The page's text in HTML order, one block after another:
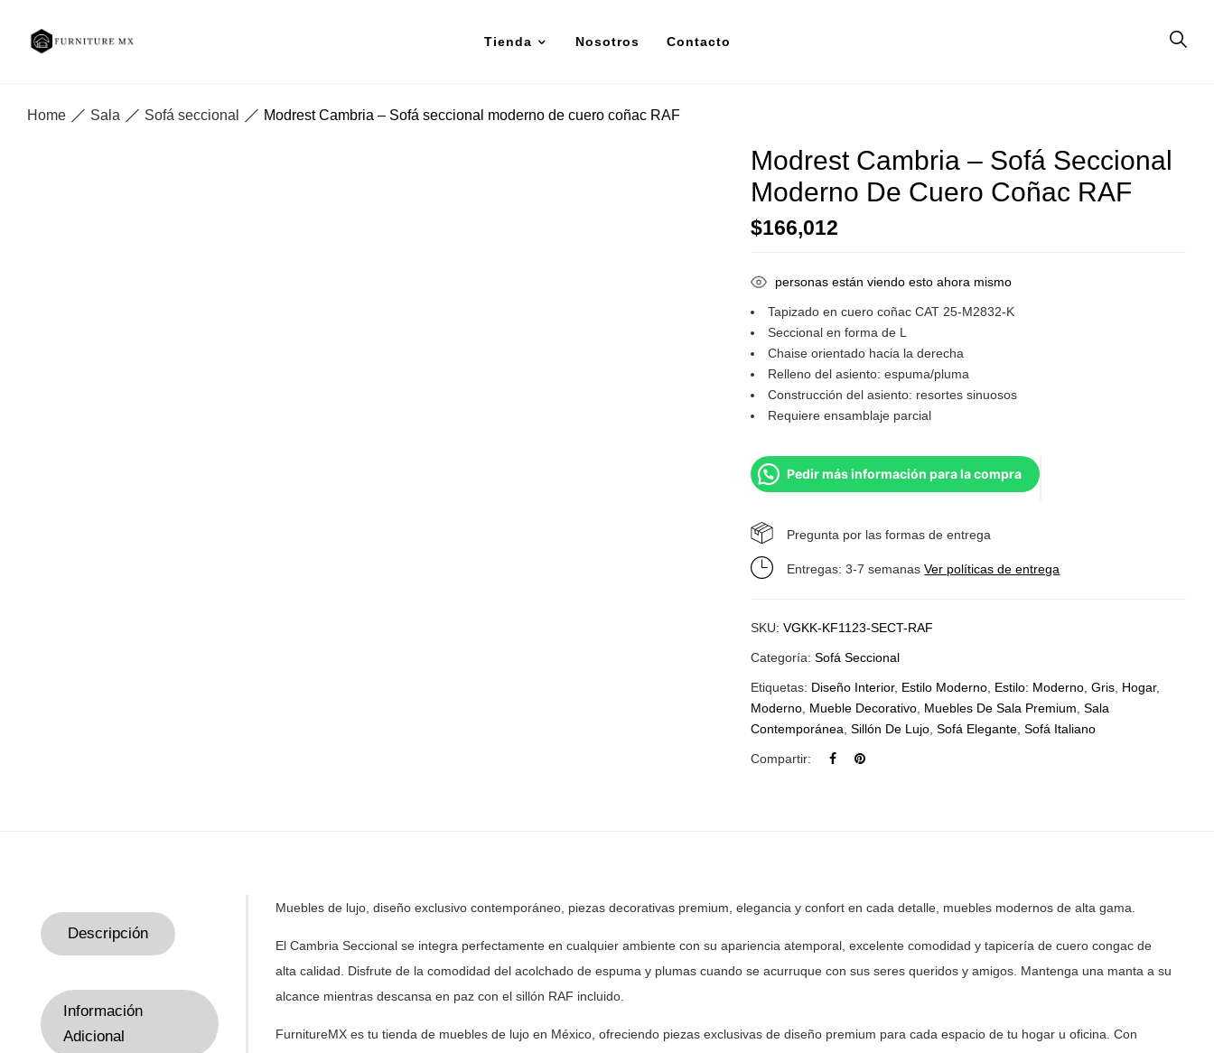
Tienda Nosotros Contacto
Home Sala Sofá seccional Modrest Cambria – Sofá seccional moderno de cuero coñac RAF
Modrest Cambria – Sofá Seccional
Moderno De Cuero Coñac RAF
$166,012
personas están viendo esto ahora mismo
Tapizado en cuero coñac CAT 25-M2832-K
Seccional en forma de L
Chaise orientado hacia la derecha
Relleno del asiento: espuma/pluma
Construcción del asiento: resortes sinuosos
Requiere ensamblaje parcial
Pedir más información para la compra
Pregunta por las formas de entrega
Entregas: 3-7 semanasVer políticas de entrega
SKU:VGKK-KF1123-SECT-RAF
Categoría:Sofá Seccional
Etiquetas: Diseño Interior, Estilo Moderno Estilo: Moderno ,Gris Hogar,
Moderno Mueble Decorativo Muebles De Sala Premium ,Sala
Contemporánea ,Sillón De Lujo ,Sofá Elegante ,Sofá Italiano
Compartir:
Descripción
Información
Adicional
Muebles de lujo, diseño exclusivo contemporáneo, piezas decorativas premium, elegancia y confort en cada detalle, muebles modernos de alta gama.
El Cambria Seccional se integra perfectamente en cualquier ambiente con su apariencia atemporal, excelente comodidad y tapicería de cuero congac de
alta calidad. Disfrute de la comodidad del acolchado de espuma y plumas cuando se acurruque con sus seres queridos y amigos. Mantenga una manta a su
alcance mientras descansa en paz con el sillón RAF incluido.
FurnitureMX es tu tienda de muebles de lujo en México, ofreciendo piezas exclusivas de diseño premium para cada espacio de tu hogar u oficina. Con